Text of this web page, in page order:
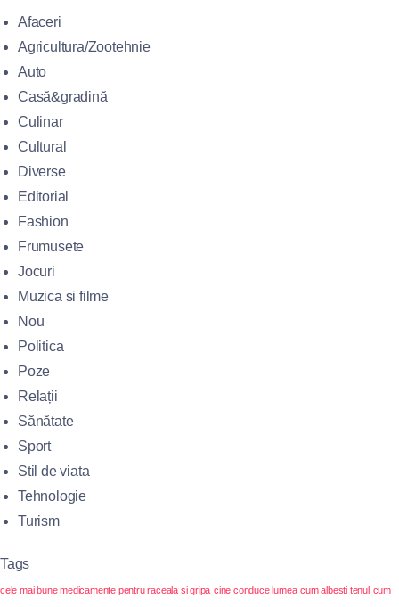
Afaceri
Agricultura/Zootehnie
Auto
Casă&gradină
Culinar
Cultural
Diverse
Editorial
Fashion
Frumusete
Jocuri
Muzica si filme
Nou
Politica
Poze
Relații
Sănătate
Sport
Stil de viata
Tehnologie
Turism
Tags
cele mai bune medicamente pentru raceala si gripa cine conduce lumea cum albesti tenul cum